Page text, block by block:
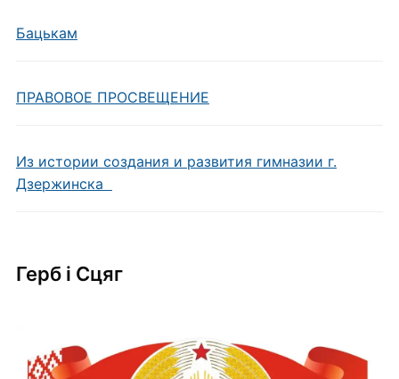
Бацькам
ПРАВОВОЕ ПРОСВЕЩЕНИЕ
Из истории создания и развития гимназии г.
Дзержинска
Герб i Сцяг